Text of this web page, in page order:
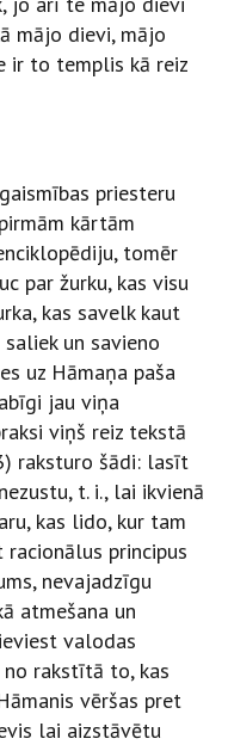
mājo dievi, mājo
ir to templis kā reiz
priesteru
kārtām
tomēr
par žurku, kas visu
kas savelk kaut
un savieno
uz Hāmaņa paša
jau viņa
viņš reiz tekstā
raksturo šādi: lasīt
t. i., lai ikvienā
kas lido, kur tam
principus
nevajadzīgu
atmešana un
valodas
rakstītā to, kas
vēršas pret
lai aizstāvētu